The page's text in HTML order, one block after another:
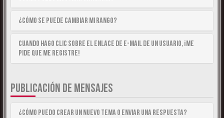
¿Cómo se puede cambiar mi rango?
Cuando hago clic sobre el enlace de e-mail de un usuario, ¡me
pide que me registre!
PUBLICACIÓN DE MENSAJES
¿Cómo puedo crear un nuevo tema o enviar una respuesta?